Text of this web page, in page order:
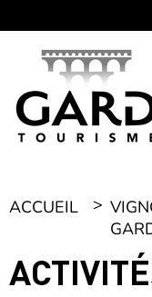
ACCUEIL